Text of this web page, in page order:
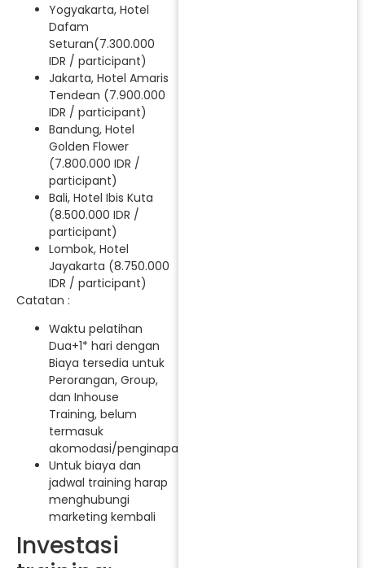
Yogyakarta, Hotel
Dafam
Seturan(7.300.000
IDR / participant)
Jakarta, Hotel Amaris
Tendean (7.900.000
IDR / participant)
Bandung, Hotel
Golden Flower
(7.800.000 IDR /
participant)
Bali, Hotel Ibis Kuta
(8.500.000 IDR /
participant)
Lombok, Hotel
Jayakarta (8.750.000
IDR / participant)
Catatan :
Waktu pelatihan
Dua+1* hari dengan
Biaya tersedia untuk
Perorangan, Group,
dan Inhouse
Training, belum
termasuk
akomodasi/penginapan.
Untuk biaya dan
jadwal training harap
menghubungi
marketing kembali
Investasi